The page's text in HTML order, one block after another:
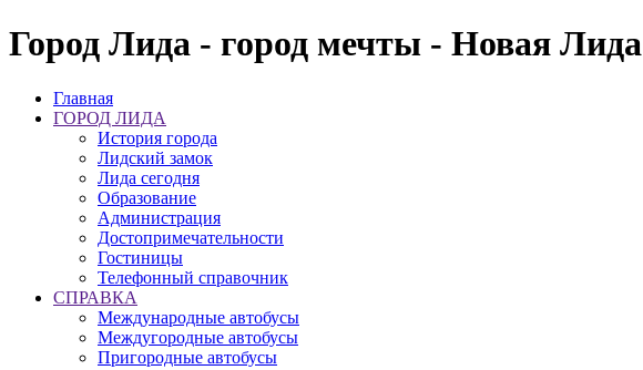
Город Лида - город мечты - Новая Лида
Главная
ГОРОД ЛИДА
История города
Лидский замок
Лида сегодня
Образование
Администрация
Достопримечательности
Гостиницы
Телефонный справочник
СПРАВКА
Международные автобусы
Междугородные автобусы
Пригородные автобусы